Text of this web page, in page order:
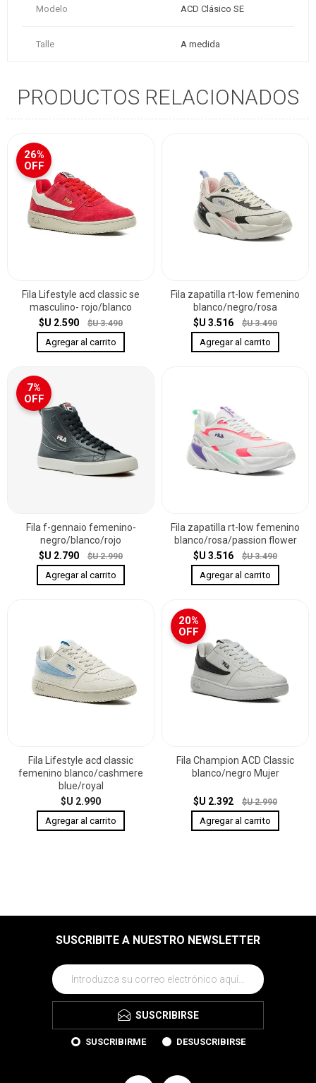
Modelo ACD Clásico SE
Talle A medida
PRODUCTOS RELACIONADOS
26%
OFF
Fila Lifestyle acd classic se
masculino- rojo/blanco
$U 2.590
$U 3.490
Fila zapatilla rt-low femenino
blanco/negro/rosa
$U 3.516
$U 3.490
7%
OFF
Fila f-gennaio femenino-
negro/blanco/rojo
$U 2.790
$U 2.990
Fila zapatilla rt-low femenino
blanco/rosa/passion flower
$U 3.516
$U 3.490
Fila Lifestyle acd classic
femenino blanco/cashmere
blue/royal
$U 2.990
20%
OFF
Fila Champion ACD Classic
blanco/negro Mujer
$U 2.392 $U 2.990
SUSCRIBITE A NUESTRO NEWSLETTER
SUSCRIBIRSE
SUSCRIBIRME DESUSCRIBIRSE